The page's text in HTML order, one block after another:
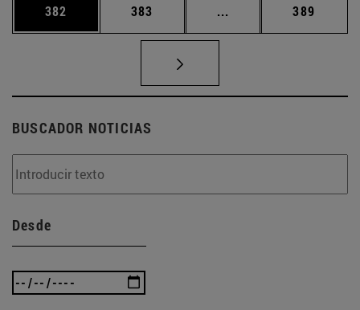
Página
382 Página
383 ... Páginas intermedias
Página
389
BUSCADOR NOTICIAS
Desde